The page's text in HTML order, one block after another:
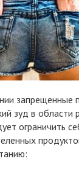
запрещенные
зуд в области
ограничить